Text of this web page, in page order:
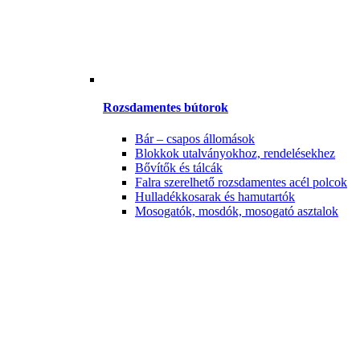
Rozsdamentes bútorok
Bár – csapos állomások
Blokkok utalványokhoz, rendelésekhez
Bővítők és tálcák
Falra szerelhető rozsdamentes acél polcok
Hulladékkosarak és hamutartók
Mosogatók, mosdók, mosogató asztalok